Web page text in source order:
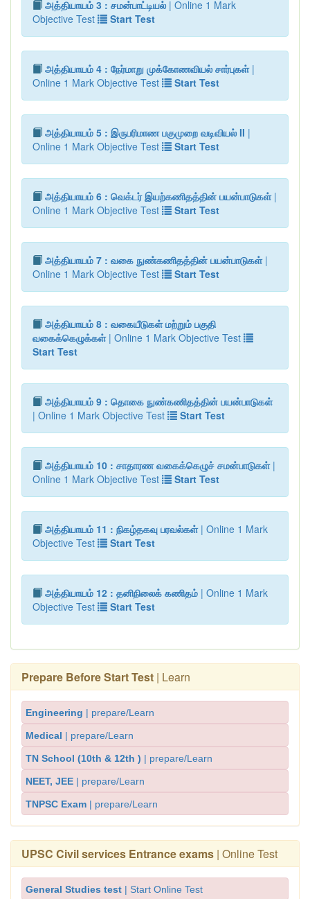
அத்தியாயம் 3 : சமன்பாட்டியல் | Online 1 Mark
Objective Test
Start Test
அத்தியாயம் 4 : நேர்மாறு முக்கோணவியல் சார்புகள்|
Online 1 Mark Objective Test
Start Test
அத்தியாயம் 5 : இருபரிமாண பகுமுறை வடிவியல் II |
Online 1 Mark Objective Test
Start Test
அத்தியாயம் 6 : வெக்டர் இயற்கணிதத்தின் பயன்பாடுகள்|
Online 1 Mark Objective Test
Start Test
அத்தியாயம் 7 : வகை நுண்கணிதத்தின் பயன்பாடுகள்|
Online 1 Mark Objective Test
Start Test
அத்தியாயம் 8 : வகையீடுகள் மற்றும் பகுதி
வகைக்கெழுக்கள்| Online 1 Mark Objective Test
Start Test
அத்தியாயம் 9 : தொகை நுண்கணிதத்தின் பயன்பாடுகள்
| Online 1 Mark Objective Test
Start Test
அத்தியாயம் 10 : சாதாரண வகைக்கெழுச் சமன்பாடுகள்|
Online 1 Mark Objective Test
Start Test
அத்தியாயம் 11 : நிகழ்தகவு பரவல்கள்| Online 1 Mark
Objective Test
Start Test
அத்தியாயம் 12 : தனிநிலைக் கணிதம் | Online 1 Mark
Objective Test
Start Test
Prepare Before Start Test | Learn
Engineering | prepare/Learn
Medical | prepare/Learn
TN School (10th & 12th ) | prepare/Learn
NEET, JEE | prepare/Learn
TNPSC Exam | prepare/Learn
UPSC Civil services Entrance exams | Online Test
General Studies test | Start Online Test